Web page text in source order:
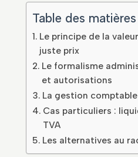
Table des matières
Le principe de la
juste prix
Le formalisme
et autorisations
La gestion
Cas particuliers :
TVA
Les alternatives au